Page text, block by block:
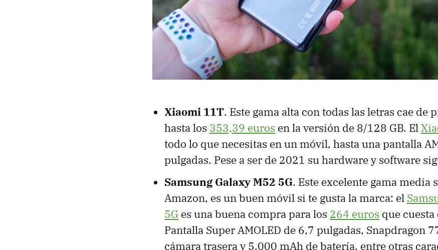
Xiaomi 11T. Este gama alta con todas las letras cae de
hasta los 353,39 euros en la versión de 8/128 GB. El
todo lo que necesitas en un móvil, hasta una pantalla
pulgadas. Pese a ser de 2021 su hardware y software
Samsung Galaxy M52 5G. Este excelente gama media
Amazon, es un buen móvil si te gusta la marca: el
5G es una buena compra para los 264 euros que
Pantalla Super AMOLED de 6,7 pulgadas, Snapdragon
cámara trasera y 5.000 mAh de batería, entre otras